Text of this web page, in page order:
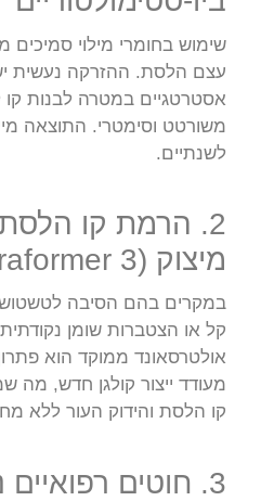
שימוש בחומרי מילוי
עצם הלסת. ההזרקה נעשית
אסטרטגיים במטרה לבנות
משורטט וסימטרי. התוצאה
לשנתיים.
2. הרמת קו הלסת
מיצוק (Ultraformer 3)
במקרים בהם הסיבה לטשטוש
קל או הצטברות שומן
אולטרסאונד ממוקד הוא
מעודד ייצור קולגן חדש,
קו הלסת והידוק העור ללא
3. חוטים רפואיים נספגים